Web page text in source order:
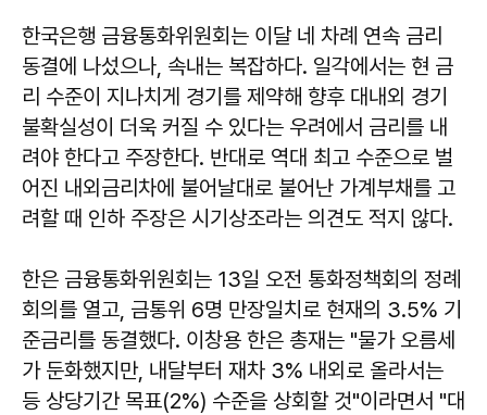
한국은행 금융통화위원회는 이달 네 차례 연속 금리
동결에 나섰으나, 속내는 복잡하다. 일각에서는 현 금
리 수준이 지나치게 경기를 제약해 향후 대내외 경기
불확실성이 더욱 커질 수 있다는 우려에서 금리를 내
려야 한다고 주장한다. 반대로 역대 최고 수준으로 벌
어진 내외금리차에 불어날대로 불어난 가계부채를 고
려할 때 인하 주장은 시기상조라는 의견도 적지 않다.
한은 금융통화위원회는 13일 오전 통화정책회의 정례
회의를 열고, 금통위 6명 만장일치로 현재의 3.5% 기
준금리를 동결했다. 이창용 한은 총재는 "물가 오름세
가 둔화했지만, 내달부터 재차 3% 내외로 올라서는
등 상당기간 목표(2%) 수준을 상회할 것"이라면서 "대